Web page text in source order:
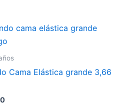
Cama Elástica grande 3,66